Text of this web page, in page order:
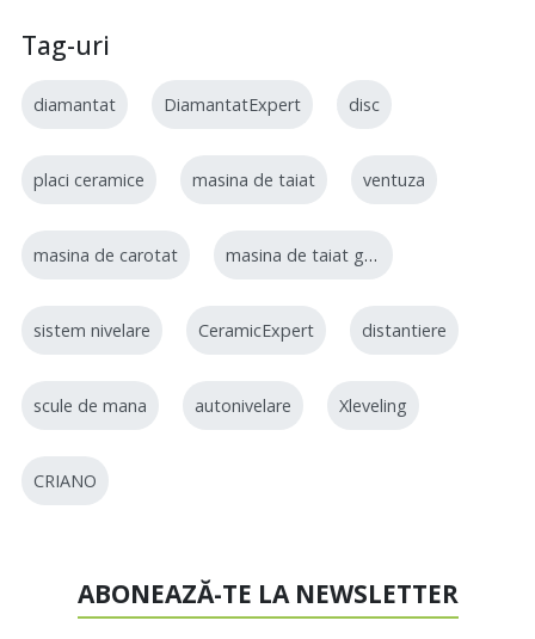
Tag-uri
diamantat DiamantatExpert disc
placi ceramice masina de taiat ventuza
masina de carotat masina de taiat gresie
sistem nivelare CeramicExpert distantiere
scule de mana autonivelare Xleveling
CRIANO
ABONEAZĂ-TE LA NEWSLETTER